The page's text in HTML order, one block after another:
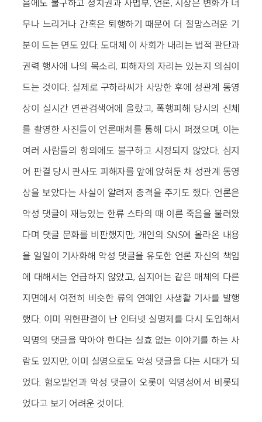
음에도 불구하고 정치권과 사법부, 언론, 시장은 변화가 너
무나 느리거나 간혹은 퇴행하기 때문에 더 절망스러운 기
분이 드는 면도 있다. 도대체 이 사회가 내리는 법적 판단과
권력 행사에 나의 목소리, 피해자의 자리는 있는지 의심이
드는 것이다. 실제로 구하라씨가 사망한 후에 성관계 동영
상이 실시간 연관검색어에 올랐고, 폭행피해 당시의 신체
를 촬영한 사진들이 언론매체를 통해 다시 퍼졌으며, 이는
여러 사람들의 항의에도 불구하고 시정되지 않았다. 심지
어 판결 당시 판사도 피해자를 앞에 앉혀둔 채 성관계 동영
상을 보았다는 사실이 알려져 충격을 주기도 했다. 언론은
악성 댓글이 재능있는 한류 스타의 때 이른 죽음을 불러왔
다며 댓글 문화를 비판했지만, 개인의 SNS에 올라온 내용
을 일일이 기사화해 악성 댓글을 유도한 언론 자신의 책임
에 대해서는 언급하지 않았고, 심지어는 같은 매체의 다른
지면에서 여전히 비슷한 류의 연예인 사생활 기사를 발행
했다. 이미 위헌판결이 난 인터넷 실명제를 다시 도입해서
익명의 댓글을 막아야 한다는 실효 없는 이야기를 하는 사
람도 있지만, 이미 실명으로도 악성 댓글을 다는 시대가 되
었다. 혐오발언과 악성 댓글이 오롯이 익명성에서 비롯되
었다고 보기 어려운 것이다.